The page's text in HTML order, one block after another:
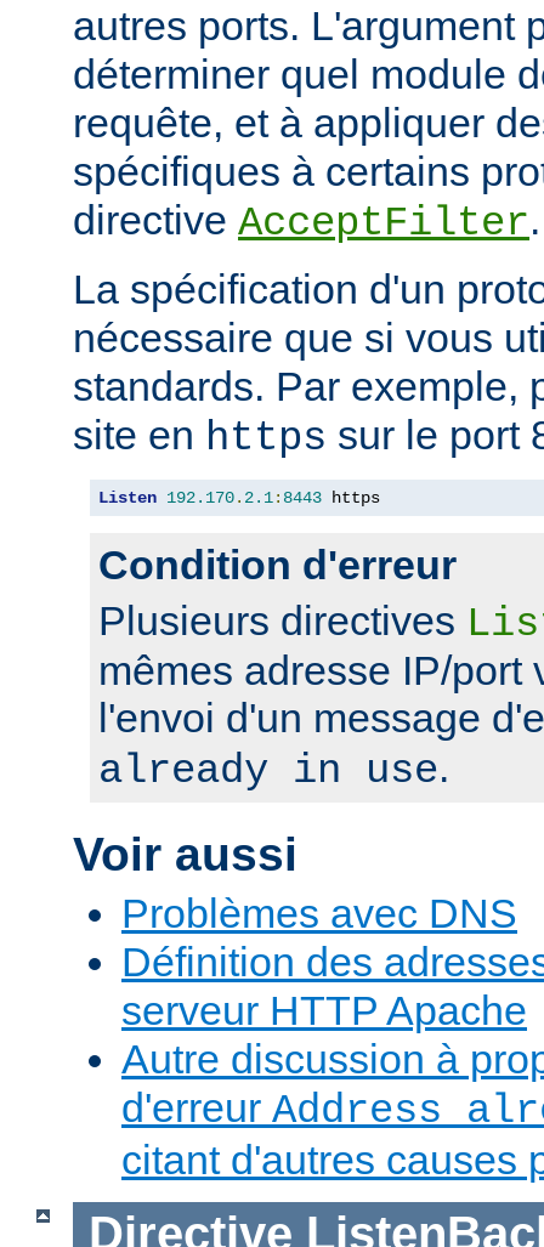
autres ports. L'argument
déterminer quel module
requête, et à appliquer
spécifiques à certains
directive AcceptFilter.
La spécification d'un
nécessaire que si vous
standards. Par exemple,
site en https sur le port
Listen 192.170. 2.1: 8443 https
Condition d'erreur
Plusieurs directives
mêmes adresse IP/port
l'envoi d'un message
already in use.
Voir aussi
Problèmes avec DNS
Définition des
serveur HTTP Apache
Autre discussion à
d'erreur Address
citant d'autres causes
Directive